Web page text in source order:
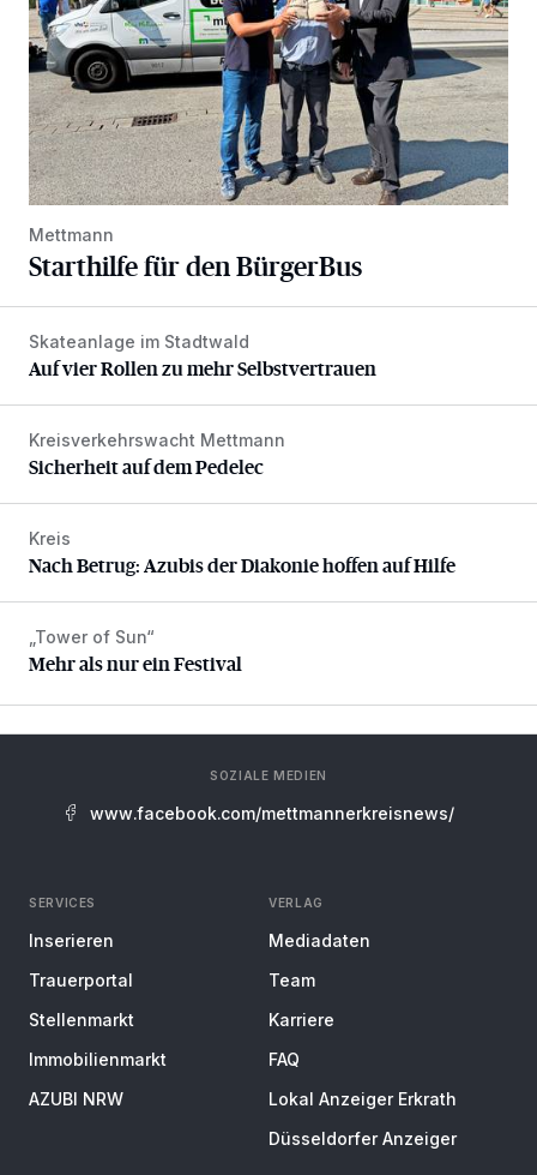
Mettmann
Starthilfe für den BürgerBus
Auf vier Rollen zu mehr Selbstvertrauen
Skateanlage im Stadtwald
Auf vier Rollen zu mehr Selbstvertrauen
Sicherheit auf dem Pedelec
Kreisverkehrswacht Mettmann
Sicherheit auf dem Pedelec
Nach Betrug: Azubis der Diakonie hoffen auf Hilfe
Kreis
Nach Betrug: Azubis der Diakonie hoffen auf Hilfe
Mehr als nur ein Festival
„Tower of Sun“
Mehr als nur ein Festival
SOZIALE MEDIEN
www.facebook.com/mettmannerkreisnews/
SERVICES
Inserieren
Trauerportal
Stellenmarkt
Immobilienmarkt
AZUBI NRW
VERLAG
Mediadaten
Team
Karriere
FAQ
Lokal Anzeiger Erkrath
Düsseldorfer Anzeiger